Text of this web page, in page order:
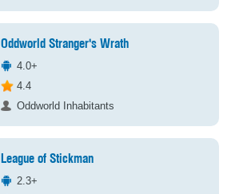
Oddworld Stranger's Wrath
4.0+
4.4
Oddworld Inhabitants
League of Stickman
2.3+